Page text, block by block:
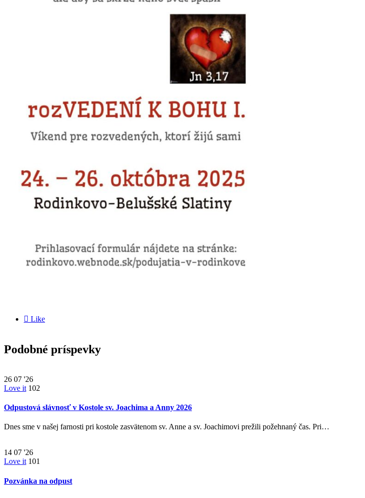
 Like
Podobné príspevky
26 07 '26
Love it 102
Odpustová slávnosť v Kostole sv. Joachima a Anny 2026
Dnes sme v našej farnosti pri kostole zasvätenom sv. Anne a sv. Joachimovi prežili požehnaný čas. Pri…
14 07 '26
Love it 101
Pozvánka na odpust